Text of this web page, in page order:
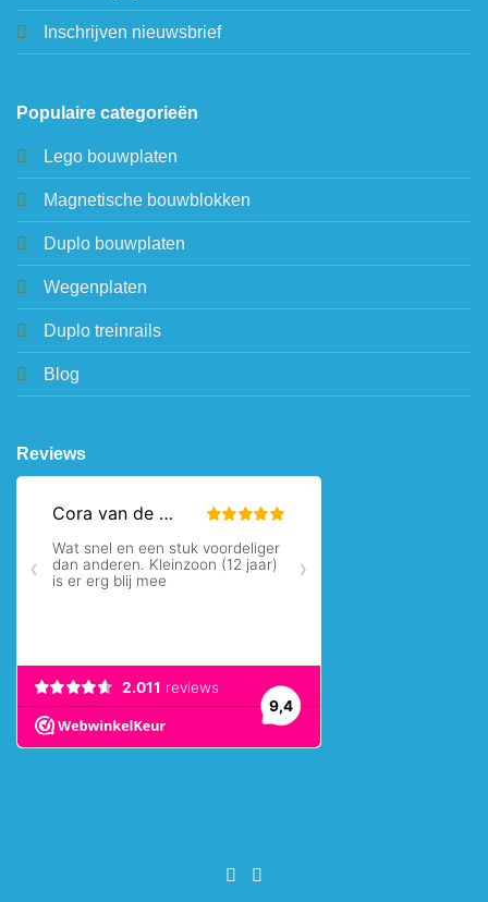
Inschrijven nieuwsbrief
Populaire categorieën
Lego bouwplaten
Magnetische bouwblokken
Duplo bouwplaten
Wegenplaten
Duplo treinrails
Blog
Reviews